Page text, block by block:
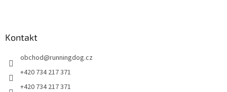
Kontakt
obchod@runningdog.cz
+420 734 217 371
+420 734 217 371